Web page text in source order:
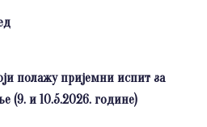
полажу пријемни испит за
(9. и 10.5.2026. године)